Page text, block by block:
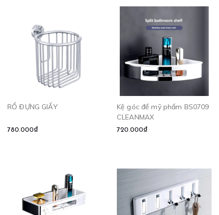
RỔ ĐỰNG GIẤY
780.000₫
Kệ góc để mỹ phẩm BS0709
CLEANMAX
720.000₫